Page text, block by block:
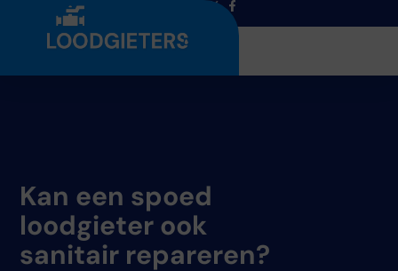
Menu
Kan een spoed
loodgieter ook
sanitair repareren?